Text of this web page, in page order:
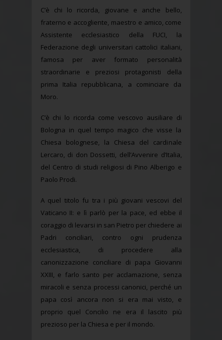
C’è chi lo ricorda, giovane e anche bello,
fraterno e accogliente, maestro e amico, come
Assistente ecclesiastico della FUCI, la
Federazione degli universitari cattolici italiani,
famosa per aver formato personalità
straordinarie e preziosi protagonisti della
prima Italia repubblicana, a cominciare da
Moro.
C’è chi lo ricorda come vescovo ausiliare di
Bologna in quel tempo magico che visse la
Chiesa bolognese, la Chiesa del cardinale
Lercaro, di don Dossetti, dell’Avvenire d’Italia,
del Centro di studi religiosi di Pino Alberigo e
Paolo Prodi.
A quel titolo fu tra i più giovani vescovi del
Vaticano II: e lì parlò per la pace, ed ebbe il
coraggio di levarsi in san Pietro per chiedere ai
Padri conciliari, contro ogni prudenza
ecclesiastica, di procedere alla
canonizzazione conciliare di papa Giovanni
XXIII, e farlo santo per acclamazione, senza
miracoli e senza processi canonici, perché un
papa così ancora non si era mai visto, e
proprio quel Concilio ne era il lascito più
prezioso per la Chiesa e per il mondo.